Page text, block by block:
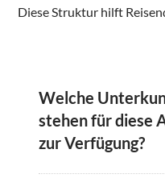
Diese Struktur hilft
Welche
stehen für diese
zur Verfügung?